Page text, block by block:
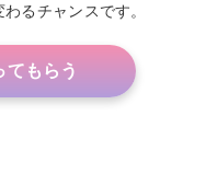
るチャンスです。
てもらう